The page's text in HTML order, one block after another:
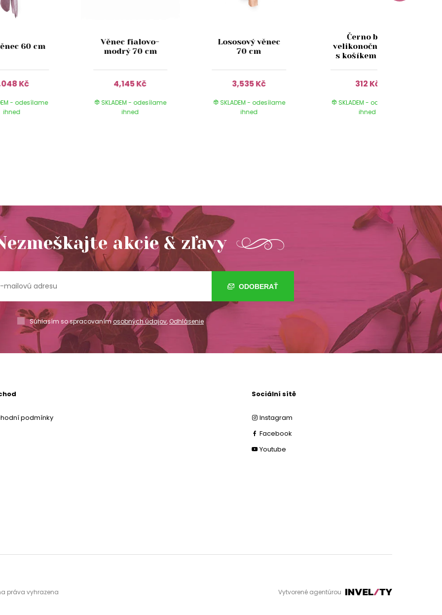
60 cm
Kč
- odesílame
ihned
Věnec fialovo-
modrý 70 cm
4,145 Kč
SKLADEM - odesílame
ihned
Lososový věnec
70 cm
3,535 Kč
SKLADEM - odesílame
ihned
Černo bílý
velikonoční zajíc
s košíkem 19cm
312 Kč
SKLADEM - odesílame
ihned
akcie & zľavy
ODOBERAŤ
Súhlasím so spracovanímosobných údajov,Odhlásenie
podmínky
Sociální sítě
Instagram
Facebook
Youtube
práva vyhrazena Vytvorené agentúrou